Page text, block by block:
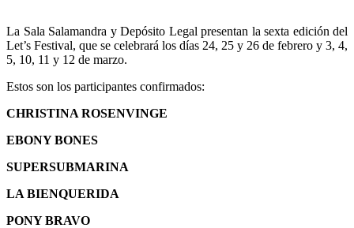
La Sala Salamandra y Depósito Legal presentan la sexta edición del
Let’s Festival, que se celebrará los días 24, 25 y 26 de febrero y 3, 4,
5, 10, 11 y 12 de marzo.
Estos son los participantes confirmados:
CHRISTINA ROSENVINGE
EBONY BONES
SUPERSUBMARINA
LA BIENQUERIDA
PONY BRAVO